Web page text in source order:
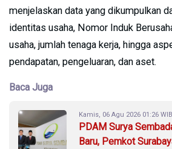
menjelaskan data yang dikumpulkan
identitas usaha, Nomor Induk
usaha, jumlah tenaga kerja, hingga
pendapatan, pengeluaran, dan aset.
Baca Juga
Kamis, 06 Agu 2026 01:26 WIB
PDAM Surya
Baru, Pemkot